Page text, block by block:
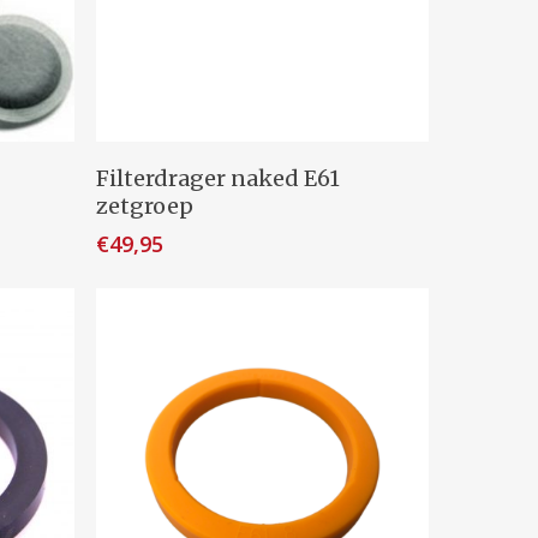
Toevoegen Aan Winkelwagen
Filterdrager naked E61
zetgroep
€49,95